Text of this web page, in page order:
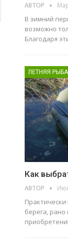
АВТОР
В зимний
возможно
Благодаря
ЛЕТНЯЯ
Как
АВТОР
берега,